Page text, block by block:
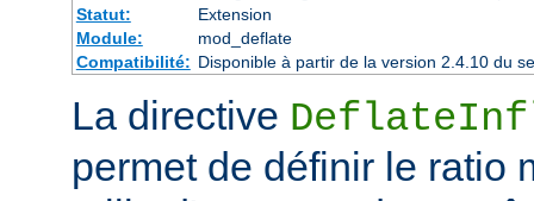
Statut:
Extension
Module:
mod_deflate
Compatibilité: Disponible à partir de la version 2.4.10 du
La directive
permet de définir le ratio